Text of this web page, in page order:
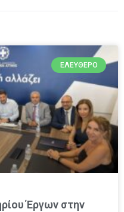
ΕΛΕΎΘΕΡΟ
Έργων στην